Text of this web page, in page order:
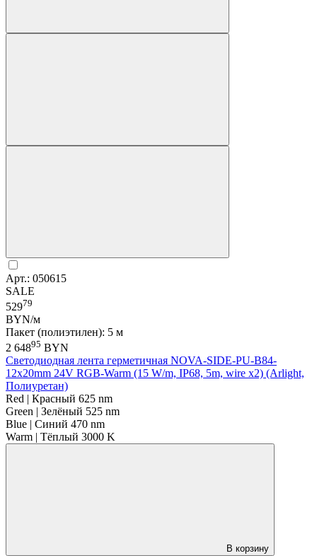
Арт.: 050615
SALE
52979
BYN/м
Пакет (полиэтилен): 5 м
2 64895 BYN
Светодиодная лента герметичная NOVA-SIDE-PU-B84-
12x20mm 24V RGB-Warm (15 W/m, IP68, 5m, wire x2) (Arlight,
Полиуретан)
Red | Красный 625 nm
Green | Зелёный 525 nm
Blue | Синий 470 nm
Warm | Тёплый 3000 K
В корзину